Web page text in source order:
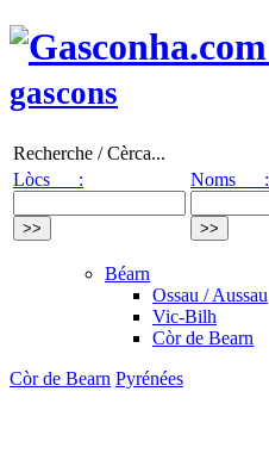
gascons
Recherche / Cèrca...
Lòcs :
Noms :
Béarn
Ossau / Aussau
Vic-Bilh
Còr de Bearn
Còr de Bearn Pyrénées